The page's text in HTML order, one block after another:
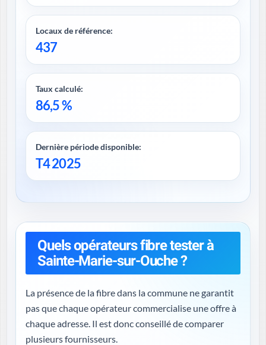
Locaux de référence:
437
Taux calculé:
86,5 %
Dernière période disponible:
T4 2025
Quels opérateurs fibre tester à
Sainte-Marie-sur-Ouche ?
La présence de la fibre dans la commune ne garantit
pas que chaque opérateur commercialise une offre à
chaque adresse. Il est donc conseillé de comparer
plusieurs fournisseurs.